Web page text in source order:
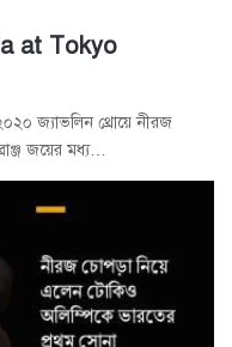
at Tokyo
জ্যাভলিন থ্রোয়ে নীরজ
জয়ের মধ্য…